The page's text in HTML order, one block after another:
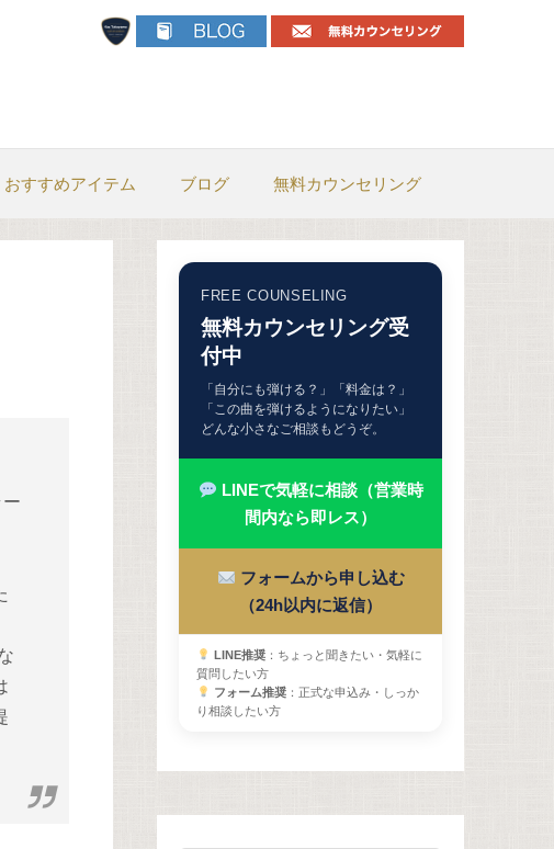
おすすめアイテム ブログ 無料カウンセリング
FREE COUNSELING
無料カウンセリング受
付中
「自分にも弾ける？」「料金は？」
「この曲を弾けるようになりたい」
どんな小さなご相談もどうぞ。
LINEで気軽に相談（営業時
間内なら即レス）
フォームから申し込む
（24h以内に返信）
LINE推奨：ちょっと聞きたい・気軽に
質問したい方
フォーム推奨：正式な申込み・しっか
り相談したい方